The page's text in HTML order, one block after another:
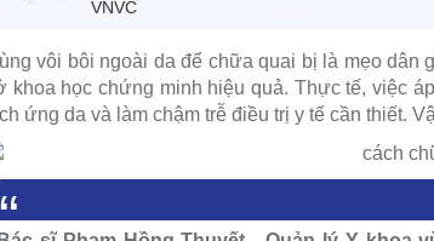
VNVC
vôi bôi ngoài da để chữa quai bị là mẹo
khoa học chứng minh hiệu quả. Thực tế, việc
ứng da và làm chậm trễ điều trị y tế cần thiết.